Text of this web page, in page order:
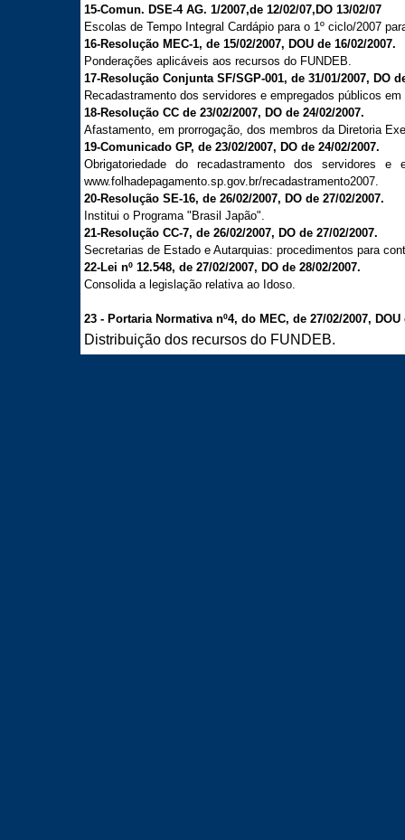
15-Comun. DSE-4 AG. 1/2007,de 12/02/07,DO 13/02/07
Escolas de Tempo Integral Cardápio para o 1º ciclo/2007
16-Resolução MEC-1, de 15/02/2007, DOU de 16/02/2007.
Ponderações aplicáveis aos recursos do FUNDEB.
17-Resolução Conjunta SF/SGP-001, de 31/01/2007, DO
Recadastramento dos servidores e empregados públicos em
18-Resolução CC de 23/02/2007, DO de 24/02/2007.
Afastamento, em prorrogação, dos membros da Diretoria
19-Comunicado GP, de 23/02/2007, DO de 24/02/2007.
Obrigatoriedade do recadastramento dos servidores e
www.folhadepagamento.sp.gov.br/recadastramento2007.
20-Resolução SE-16, de 26/02/2007, DO de 27/02/2007.
Institui o Programa "Brasil Japão".
21-Resolução CC-7, de 26/02/2007, DO de 27/02/2007.
Secretarias de Estado e Autarquias: procedimentos para
22-Lei nº 12.548, de 27/02/2007, DO de 28/02/2007.
Consolida a legislação relativa ao Idoso.
23 - Portaria Normativa nº4, do MEC, de 27/02/2007, DOU
Distribuição dos recursos do FUNDEB.